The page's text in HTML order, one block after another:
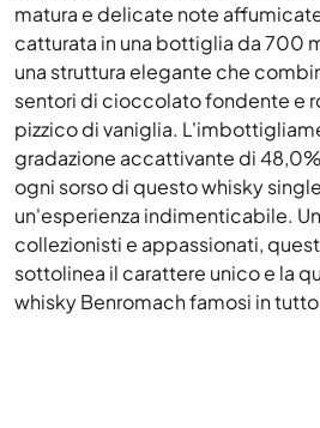
matura e delicate note
catturata in una bottiglia da 700
una struttura elegante che
sentori di cioccolato fondente e
pizzico di vaniglia.
gradazione accattivante di
ogni sorso di questo whisky
un'esperienza indimenticabile.
collezionisti e appassionati,
sottolinea il carattere unico e la
whisky Benromach famosi in